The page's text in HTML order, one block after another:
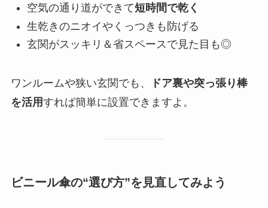
空気の通り道ができて短時間で乾く
生乾きのニオイやくっつきも防げる
玄関がスッキリ＆省スペースで見た目も◎
ワンルームや狭い玄関でも、
ドア裏や突っ張り棒
を活用すれば簡単に設置できますよ。
ビニール傘の“選び方”を見直してみよう